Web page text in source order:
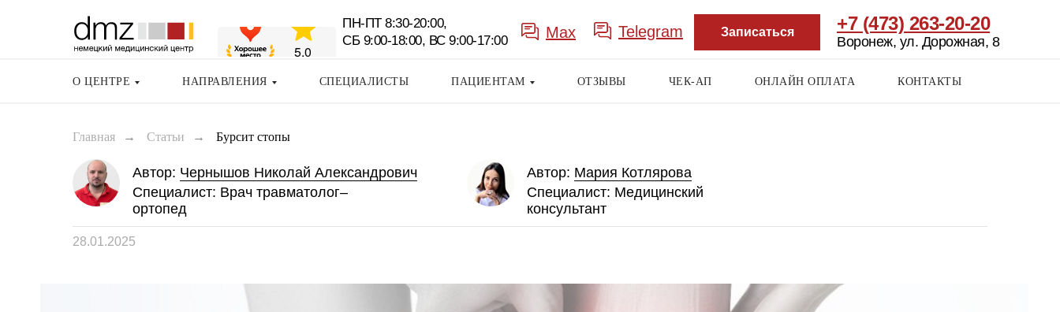
+7 (473) 263-20-20
Telegram
Max
Воронеж, ул. Дорожная, 8
ПН-ПТ 8:30-20:00,
СБ 9:00-18:00, ВС 9:00-17:00
Записаться
О ЦЕНТРЕ НАПРАВЛЕНИЯ СПЕЦИАЛИСТЫ ПАЦИЕНТАМ ОТЗЫВЫ ЧЕК-АП ОНЛАЙН ОПЛАТА КОНТАКТЫ
Главная → Статьи → Бурсит стопы
Автор: Чернышов Николай Александрович
Специалист: Врач травматолог–
ортопед
Автор: Мария Котлярова
Специалист: Медицинский
консультант
Вернуться назад
28.01.2025